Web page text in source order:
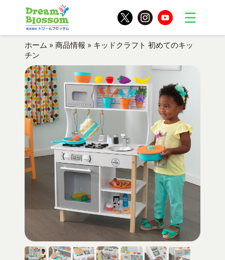
ホーム » 商品情報 » キッドクラフト 初めてのキッ
チン